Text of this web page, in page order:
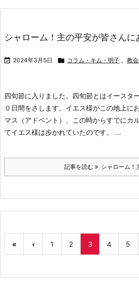
シャローム！主の平安が皆さんに
 2024年3月5日  コラム・キム・明子 , 教会
四旬節に入りました。四旬節とはイースタ
０日間をさします。 イエス様がこの地上に
マス（アドベント）、この時からすでにカ
てイエス様は歩かれていたのです。 ...
記事を読む シャローム！
« ‹ 1 2 3 4 5